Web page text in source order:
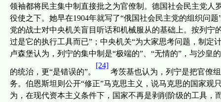
领袖都将民主集中制直接批之为官僚制。德国社会民主党人
役使之下。 她早在1904年就写了“俄国社会民主党的组织问
党的战士对中央机关盲目听话和机械服从的基础上。按列宁
过是它的执行工具而已”； 中央机关“为大家思考问题，制定
卢森堡认为，列宁的集中制是“极端的”、 “无情的”，与沙皇
的统治，更“是错误的”。
[24]
考茨基也认为，列宁是把官僚
务。伯恩斯坦则公开“修正”马克思主义，说马克思的国家观
为，在现代资本主义条件下，国家不再是剥削阶级的工具